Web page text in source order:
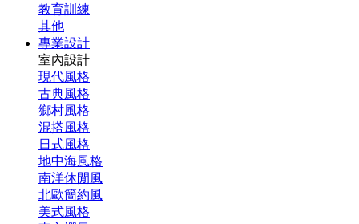
教育訓練
其他
專業設計
室內設計
現代風格
古典風格
鄉村風格
混搭風格
日式風格
地中海風格
南洋休閒風
北歐簡約風
美式風格